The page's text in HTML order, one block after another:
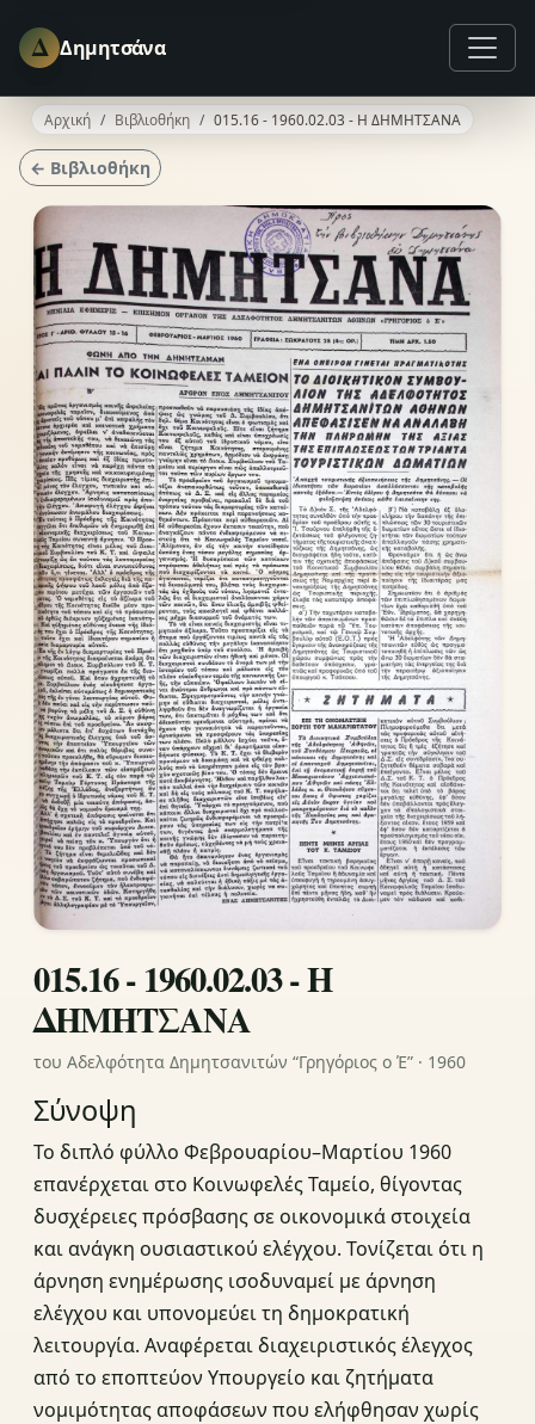
Δ Δημητσάνα
Αρχική Βιβλιοθήκη 015.16 - 1960.02.03 - Η ΔΗΜΗΤΣΑΝΑ
← Βιβλιοθήκη
015.16 - 1960.02.03 - Η
ΔΗΜΗΤΣΑΝΑ
του Αδελφότητα Δημητσανιτών “Γρηγόριος ο Έ” · 1960
Σύνοψη
Το διπλό φύλλο Φεβρουαρίου–Μαρτίου 1960
επανέρχεται στο Κοινωφελές Ταμείο, θίγοντας
δυσχέρειες πρόσβασης σε οικονομικά στοιχεία
και ανάγκη ουσιαστικού ελέγχου. Τονίζεται ότι η
άρνηση ενημέρωσης ισοδυναμεί με άρνηση
ελέγχου και υπονομεύει τη δημοκρατική
λειτουργία. Αναφέρεται διαχειριστικός έλεγχος
από το εποπτεύον Υπουργείο και ζητήματα
νομιμότητας αποφάσεων που ελήφθησαν χωρίς